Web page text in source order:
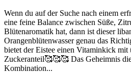
Wenn du auf der Suche nach einem
eine feine Balance zwischen Süße,
Blütenaromatik hat, dann ist dieser
Orangenblütenwasser genau das
bietet der Eistee einen Vitaminkick mit
Zuckeranteil🥰🥰🥰 Das Geheimnis
Kombination...